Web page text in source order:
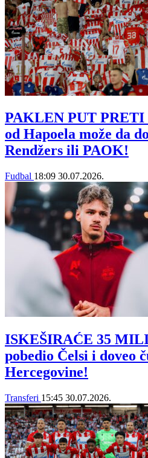
PAKLEN PUT
od Hapoela može da
Rendžers ili PAOK!
Fudbal 18:09 30.07.2026.
ISKEŠIRAĆE 35
pobedio Čelsi i doveo
Hercegovine!
Transferi 15:45 30.07.2026.